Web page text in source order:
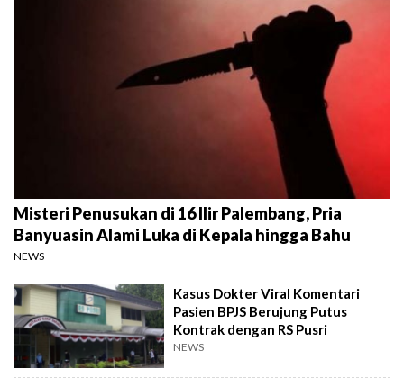
Misteri Penusukan di 16 Ilir Palembang, Pria
Banyuasin Alami Luka di Kepala hingga Bahu
NEWS
Kasus Dokter Viral Komentari
Pasien BPJS Berujung Putus
Kontrak dengan RS Pusri
NEWS